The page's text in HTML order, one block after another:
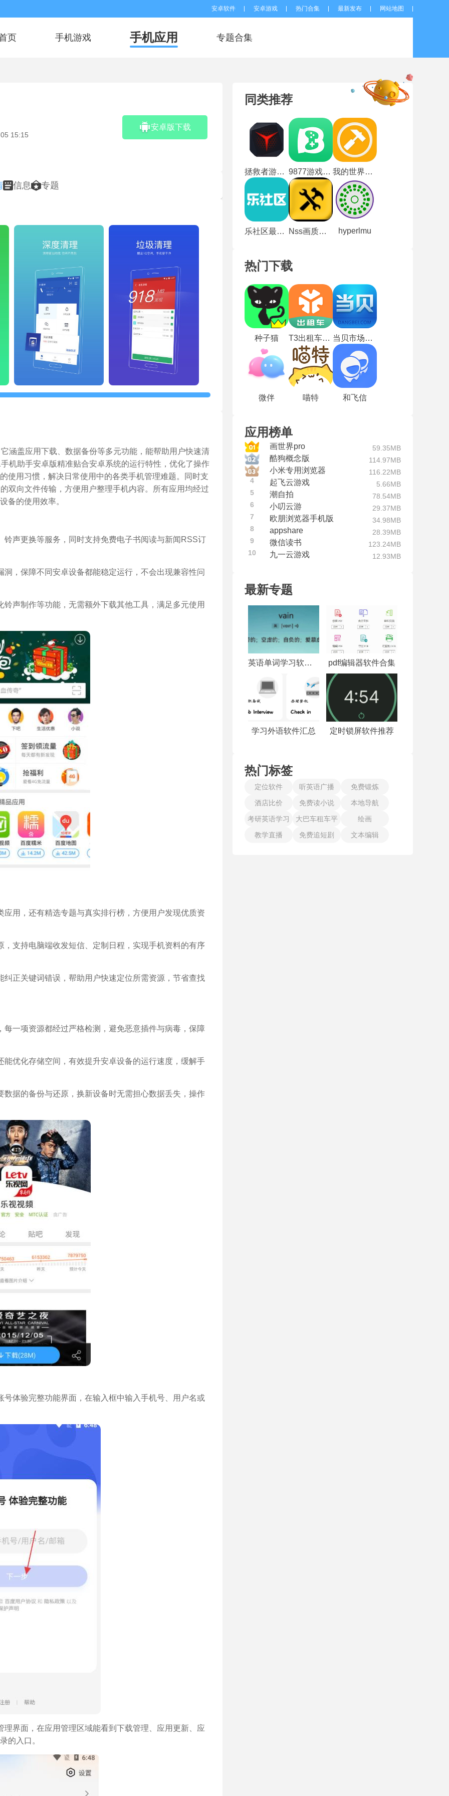
安卓软件 安卓游戏 热门合集 最新发布 网站地图
页 手机游戏 手机应用 专题合集
15:15
安卓版下载
信息 专题
涵盖应用下载、数据备份等多元功能，能帮助用户快速清
机助手安卓版精准贴合安卓系统的运行特性，优化了操作
使用习惯，解决日常使用中的各类手机管理难题。同时支
双向文件传输，方便用户整理手机内容。所有应用均经过
备的使用效率。
声更换等服务，同时支持免费电子书阅读与新闻RSS订
，保障不同安卓设备都能稳定运行，不会出现兼容性问
声制作等功能，无需额外下载其他工具，满足多元使用
用，还有精选专题与真实排行榜，方便用户发现优质资
支持电脑端收发短信、定制日程，实现手机资料的有序
正关键词错误，帮助用户快速定位所需资源，节省查找
一项资源都经过严格检测，避免恶意插件与病毒，保障
优化存储空间，有效提升安卓设备的运行速度，缓解手
据的备份与还原，换新设备时无需担心数据丢失，操作
体验完整功能界面，在输入框中输入手机号、用户名或
界面，在应用管理区域能看到下载管理、应用更新、应
的入口。
同类推荐
拯救者游戏空间 9877游戏盒手机版 我的世界快玩盒子
乐社区最新版 Nss画质助手安卓版 hyperlmu
热门下载
种子猫 T3出租车司机版 当贝市场TV版
微伴 喵特 和飞信
应用榜单
画世界pro 59.35MB
酷狗概念版 114.97MB
小米专用浏览器
116.22MB
4
起飞云游戏
5.66MB
5
潮自拍
78.54MB
6
小叨云游
29.37MB
7
欧朋浏览器手机版
34.98MB
8
appshare
28.39MB
9
微信读书
123.24MB
10
九一云游戏 12.93MB
最新专题
英语单词学习软件合集 pdf编辑器软件合集
学习外语软件汇总 定时锁屏软件推荐
热门标签
定位软件 听英语广播
免费锻炼
酒店比价
免费读小说
本地导航
考研英语学习
大巴车租车平
台
绘画
教学直播
免费追短剧 文本编辑